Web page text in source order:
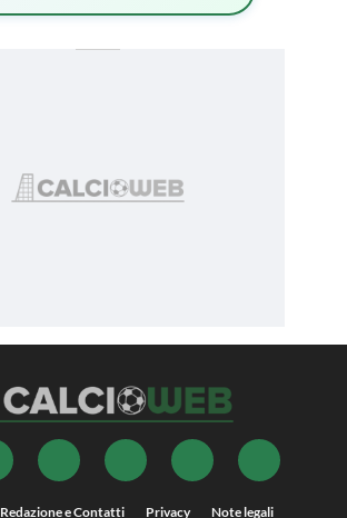
Redazione e Contatti Privacy Note legali